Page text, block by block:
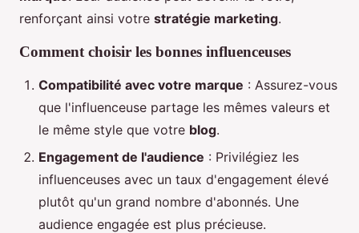
renforçant ainsi votre stratégie marketing.
Comment choisir les bonnes influenceuses
Compatibilité avec votre marque : Assurez-vous
que l'influenceuse partage les mêmes valeurs et
le même style que votre blog.
Engagement de l'audience : Privilégiez les
influenceuses avec un taux d'engagement élevé
plutôt qu'un grand nombre d'abonnés. Une
audience engagée est plus précieuse.